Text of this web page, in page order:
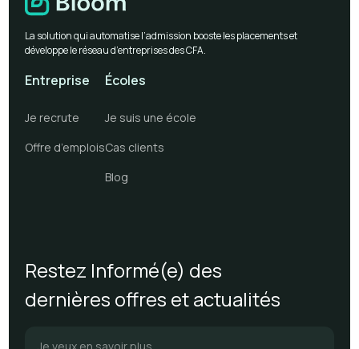
Restez Informé(e) des
dernières offres et actualités
La solution qui automatise l’admission booste les placements et
développe le réseau d’entreprises des CFA.
Entreprise
Je recrute
Offre d’emplois
Écoles
Je suis une école
Cas clients
Blog